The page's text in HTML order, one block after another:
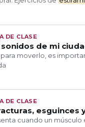
DE CLASE
de mi
moverlo, es
DE CLASE
esguinces
cuando un músculo